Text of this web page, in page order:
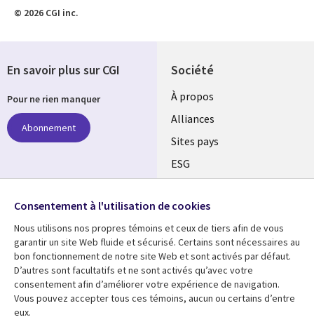
© 2026 CGI inc.
Société
À propos
Alliances
Sites pays
ESG
Fusions
Salle de presse
Ressources
Articles
Support
En savoir plus sur CGI
Pour ne rien manquer
Abonnement
Suivez-nous
Social
Media
Global
FR
Consentement à l'utilisation de cookies
Nous utilisons nos propres témoins et ceux de tiers afin de vous
garantir un site Web fluide et sécurisé. Certains sont nécessaires au
bon fonctionnement de notre site Web et sont activés par défaut.
D’autres sont facultatifs et ne sont activés qu’avec votre
consentement afin d’améliorer votre expérience de navigation.
Vous pouvez accepter tous ces témoins, aucun ou certains d’entre
eux.